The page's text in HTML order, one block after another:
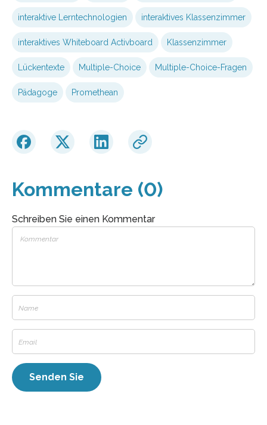
interaktive Lerntechnologien interaktives Klassenzimmer
interaktives Whiteboard Activboard Klassenzimmer
Lückentexte Multiple-Choice Multiple-Choice-Fragen
Pädagoge Promethean
Kommentare (0)
Schreiben Sie einen Kommentar